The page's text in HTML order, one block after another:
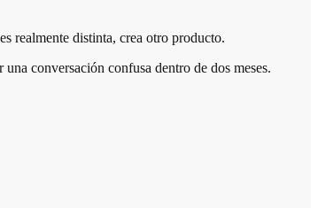
realmente distinta, crea otro producto.
conversación confusa dentro de dos meses.